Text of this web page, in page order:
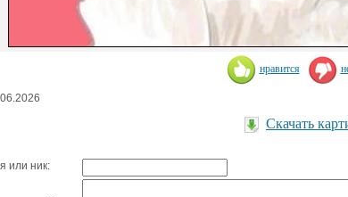
нравится
Скачать
или ник: